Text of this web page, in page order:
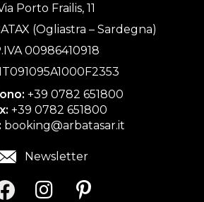
Porto Frailis, 11
(Ogliastra – Sardegna)
00986410918
+39 0782 651800
+39 0782 651800
booking@arbatasar.it
Newsletter